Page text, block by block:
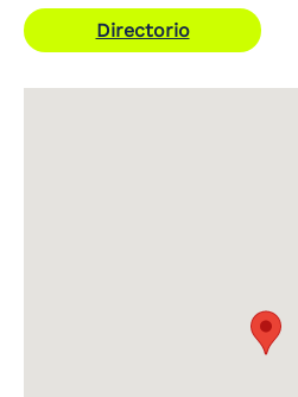
Directorio